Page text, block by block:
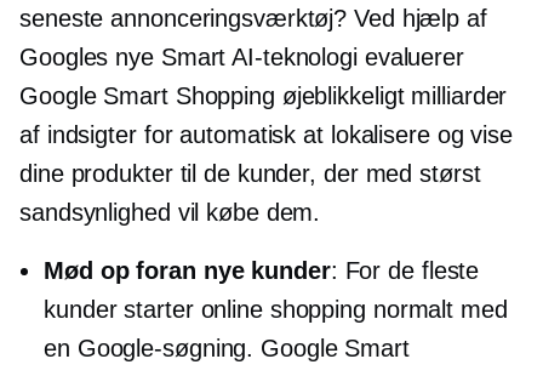
seneste annonceringsværktøj? Ved hjælp af
Googles nye Smart AI-teknologi evaluerer
Google Smart Shopping øjeblikkeligt milliarder
af indsigter for automatisk at lokalisere og vise
dine produkter til de kunder, der med størst
sandsynlighed vil købe dem.
Mød op foran nye kunder: For de fleste
kunder starter online shopping normalt med
en Google-søgning. Google Smart